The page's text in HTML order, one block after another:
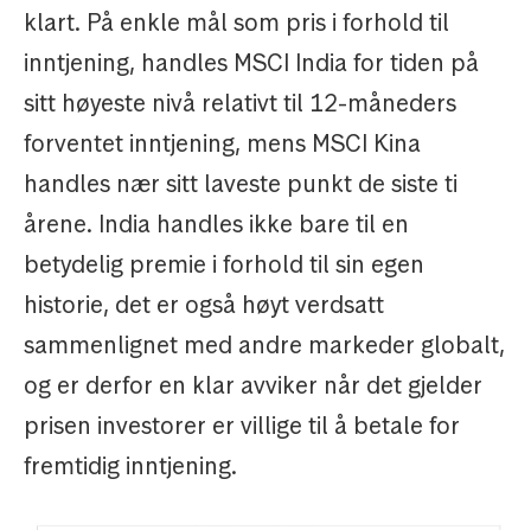
klart. På enkle mål som pris i forhold til
inntjening, handles MSCI India for tiden på
sitt høyeste nivå relativt til 12-måneders
forventet inntjening, mens MSCI Kina
handles nær sitt laveste punkt de siste ti
årene. India handles ikke bare til en
betydelig premie i forhold til sin egen
historie, det er også høyt verdsatt
sammenlignet med andre markeder globalt,
og er derfor en klar avviker når det gjelder
prisen investorer er villige til å betale for
fremtidig inntjening.